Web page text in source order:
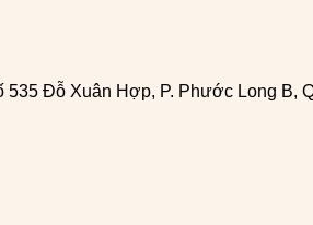
535 Đỗ Xuân Hợp, P. Phước Long B,